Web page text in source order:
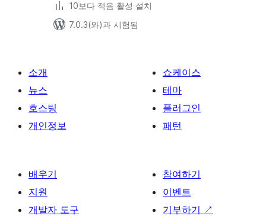
10보다 적음 활성 설치
7.0.3(와)과 시험됨
소개
뉴스
호스팅
개인정보
쇼케이스
테마
플러그인
패턴
배우기
지원
개발자 도구
참여하기
이벤트
기부하기 ↗